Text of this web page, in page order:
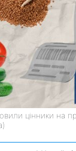
цінники на